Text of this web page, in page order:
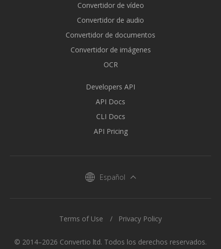
Convertidor de vídeo
Convertidor de audio
Convertidor de documentos
Convertidor de imágenes
OCR
Developers API
API Docs
CLI Docs
API Pricing
Español
© 2014–2026 Convertio ltd. Todos los derechos reservados.
Terms of Use Privacy Policy